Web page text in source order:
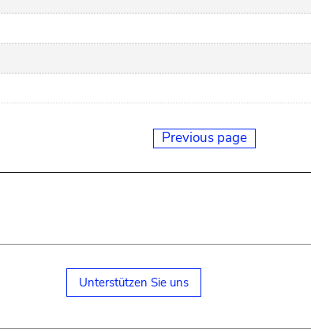
Previous page
Unterstützen Sie uns